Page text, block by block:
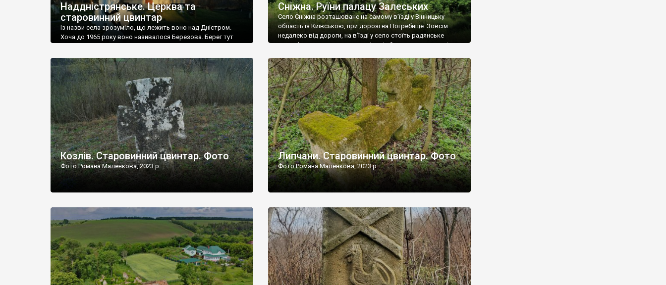
Наддністрянське. Церква та
старовинний цвинтар
Із назви села зрозуміло, що лежить воно над Дністром.
Хоча до 1965 року воно називалося Березова. Берег тут
Наддністрянське відрізняється від більшості навколишніх
сіл. У селі є мурована Михайлівська церква. Точної дати […]
Сніжна. Руїни палацу Залеських
Село Сніжна розташоване на самому в’їзді у Вінницьку
область із Київською, при дорозі на Погребище. Зовсім
недалеко від дороги, на в’їзді у село стоїть радянське
рельєфне пано, яке показує жінку і яблуню, а трохи далі,
дороги їх не видно, але видно дві стареньких колії у траві –
[…]
Козлів. Старовинний цвинтар. Фото
Фото Романа Маленкова, 2023 р.
Липчани. Старовинний цвинтар. Фото
Фото Романа Маленкова, 2023 р.